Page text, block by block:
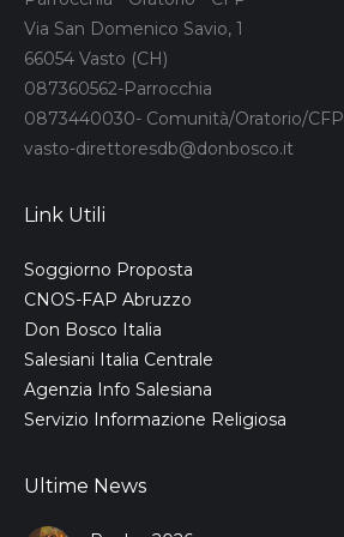
Via San Domenico Savio, 1
66054 Vasto (CH)
087360562-Parrocchia
0873440030- Comunità/Oratorio/CFP
vasto-direttoresdb@donbosco.it
Link Utili
Soggiorno Proposta
CNOS-FAP Abruzzo
Don Bosco Italia
Salesiani Italia Centrale
Agenzia Info Salesiana
Servizio Informazione Religiosa
Ultime News